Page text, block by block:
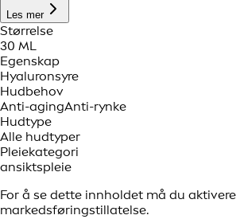
Les mer
Størrelse
30 ML
Egenskap
Hyaluronsyre
Hudbehov
Anti-agingAnti-rynke
Hudtype
Alle hudtyper
Pleiekategori
ansiktspleie
For å se dette innholdet må du aktivere
markedsføringstillatelse.